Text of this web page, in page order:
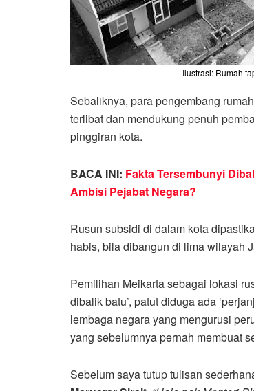
Ilustrasi: Rumah
Sebaliknya, para pengembang
terlibat dan mendukung penuh
pinggiran kota.
BACA INI: Fakta Tersembunyi
Ambisi Pejabat Negara?
Rusun subsidi di dalam kota
habis, bila dibangun di lima wilayah
Pemilihan Meikarta sebagai lokasi
dibalik batu’, patut diduga ada
lembaga negara yang mengurusi
yang sebelumnya pernah membuat
Sebelum saya tutup tulisan